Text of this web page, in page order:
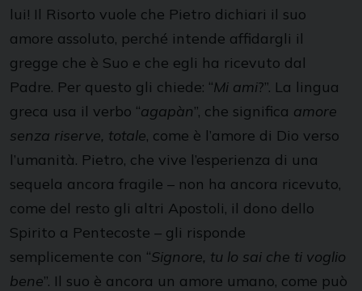
lui! Il Risorto vuole che Pietro dichiari il suo
amore assoluto, perché intende affidargli il
gregge che è Suo e che egli ha ricevuto dal
Padre. Per questo gli chiede: “Mi ami?”. La lingua
greca usa il verbo “agapàn”, che significa amore
senza riserve, totale, come è l’amore di Dio verso
l’umanità. Pietro, che vive l’esperienza di una
sequela ancora fragile – non ha ancora ricevuto,
come del resto gli altri Apostoli, il dono dello
Spirito a Pentecoste – gli risponde
semplicemente con “Signore, tu lo sai che ti voglio
bene”. Il suo è ancora un amore umano, come può